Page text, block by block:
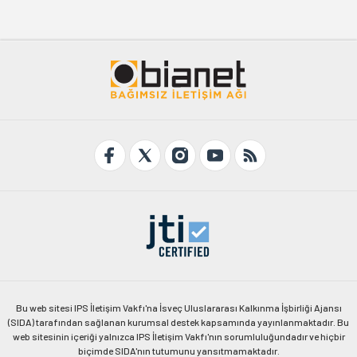
Bu web sitesi IPS İletişim Vakfı'na İsveç Uluslararası Kalkınma İşbirliği Ajansı
(SIDA) tarafından sağlanan kurumsal destek kapsamında yayınlanmaktadır. Bu
web sitesinin içeriği yalnızca IPS İletişim Vakfı'nın sorumluluğundadır ve hiçbir
biçimde SIDA'nın tutumunu yansıtmamaktadır.